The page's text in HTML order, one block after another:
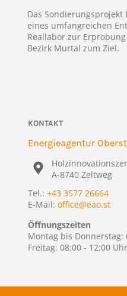
Das Sondierungsprojekt
eines umfangreichen
Reallabor zur
Bezirk Murtal zum Ziel.
KONTAKT
Energieagentur
A-8740 Zeltweg
Tel.: +43 3577 26664
E-Mail: office@eao.st
Öffnungszeiten
Montag bis Donnerstag:
Freitag: 08:00 - 12:00 Uhr